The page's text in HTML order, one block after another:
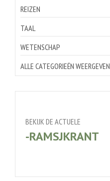
REIZEN
TAAL
WETENSCHAP
ALLE CATEGORIEËN WEERGEVEN
BEKIJK DE ACTUELE
-RAMSJKRANT